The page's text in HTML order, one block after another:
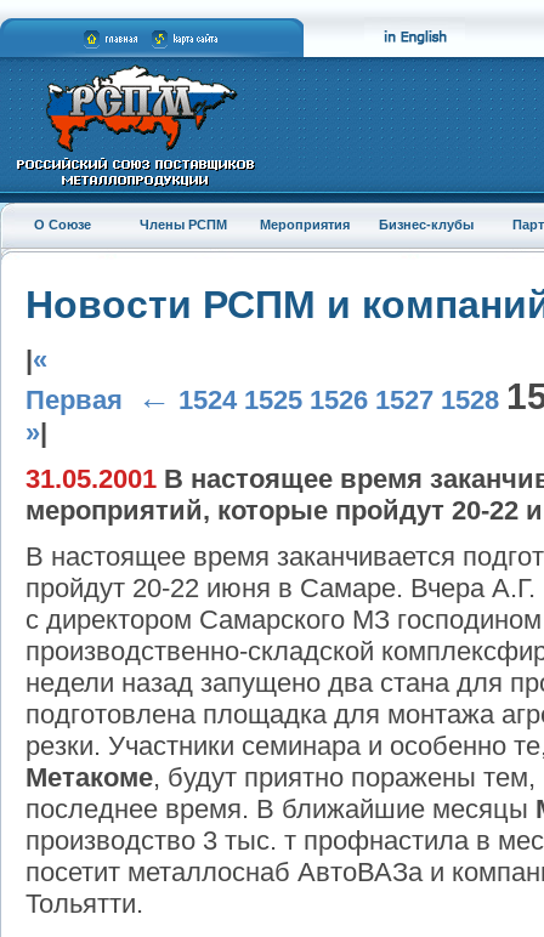
О Союзе Члены РСПМ Мероприятия Бизнес-клубы
Новости РСПМ и
«
Первая
← 1524 1525 1526 1527 1528
»
31.05.2001 В настоящее время
мероприятий, которые пройдут 20-22
В настоящее время заканчивается
пройдут 20-22 июня в Самаре. Вчера
с директором Самарского МЗ
производственно-складской
недели назад запущено два стана для
подготовлена площадка для монтажа
резки. Участники семинара и особенно
Метакоме, будут приятно поражены
последнее время. В ближайшие месяцы
производство 3 тыс. т профнастила в
посетит металлоснаб АвтоВАЗа и
Тольятти.